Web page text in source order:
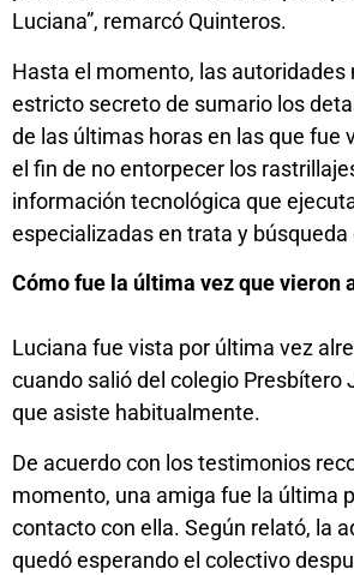
Luciana”, remarcó Quinteros.
Hasta el momento, las autoridades
estricto secreto de sumario los
de las últimas horas en las que fue
el fin de no entorpecer los
información tecnológica que
especializadas en trata y búsqueda
Cómo fue la última vez que vieron
Luciana fue vista por última vez
cuando salió del colegio Presbítero
que asiste habitualmente.
De acuerdo con los testimonios
momento, una amiga fue la última
contacto con ella. Según relató, la
quedó esperando el colectivo